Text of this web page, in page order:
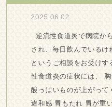
2025.06.02
逆流性食道炎で病院か
され、毎日飲んでいる
というご相談をお受け
性食道炎の症状には、
酸っぱいものが上がっ
違和感 胃もたれ 胃が重